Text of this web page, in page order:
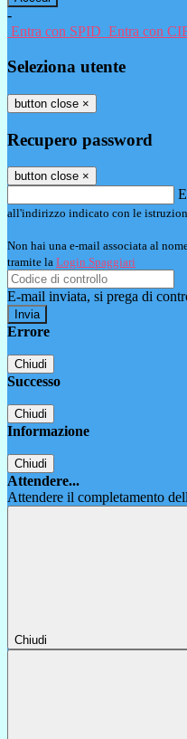
-
Entra con SPID Entra con
Seleziona utente
button close ×
Recupero password
button close ×
all'indirizzo indicato con le
Non hai una e-mail associata al
tramite la Login Spaggiari
E-mail inviata, si prega di
Errore
Chiudi
Successo
Chiudi
Informazione
Chiudi
Attendere...
Attendere il completamento
Chiudi